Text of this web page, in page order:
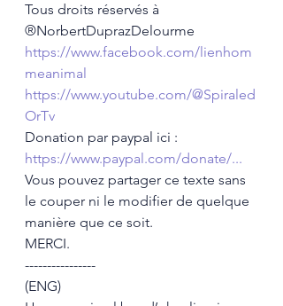
Tous droits réservés à
®NorbertDuprazDelourme
https://www.facebook.com/lienhom
meanimal
https://www.youtube.com/@Spiraled
OrTv
Donation par paypal ici :
https://www.paypal.com/donate/...
Vous pouvez partager ce texte sans
le couper ni le modifier de quelque
manière que ce soit.
MERCI.
----------------
(ENG)